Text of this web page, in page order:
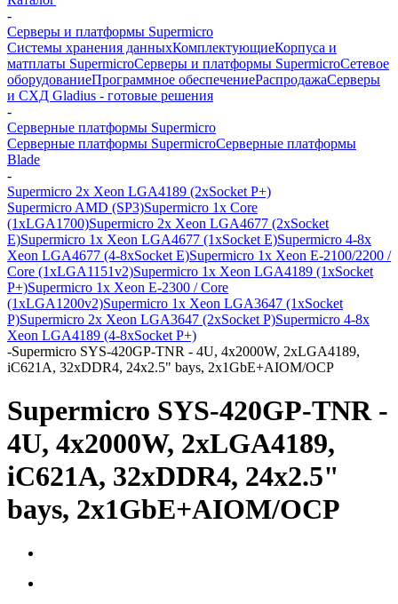
-
Серверы и платформы Supermicro
Системы хранения данныхКомплектующиеКорпуса и
матплаты SupermicroСерверы и платформы SupermicroСетевое
оборудованиеПрограммное обеспечениеРаспродажаСерверы
и СХД Gladius - готовые решения
-
Серверные платформы Supermicro
Серверные платформы SupermicroСерверные платформы
Blade
-
Supermicro 2x Xeon LGA4189 (2xSocket P+)
Supermicro AMD (SP3)Supermicro 1x Core
(1xLGA1700)Supermicro 2x Xeon LGA4677 (2xSocket
E)Supermicro 1x Xeon LGA4677 (1xSocket E)Supermicro 4-8x
Xeon LGA4677 (4-8xSocket E)Supermicro 1x Xeon E-2100/2200 /
Core (1xLGA1151v2)Supermicro 1x Xeon LGA4189 (1xSocket
P+)Supermicro 1x Xeon E-2300 / Core
(1xLGA1200v2)Supermicro 1x Xeon LGA3647 (1xSocket
P)Supermicro 2x Xeon LGA3647 (2xSocket P)Supermicro 4-8x
Xeon LGA4189 (4-8xSocket P+)
-Supermicro SYS-420GP-TNR - 4U, 4x2000W, 2xLGA4189,
iC621A, 32xDDR4, 24x2.5" bays, 2x1GbE+AIOM/OCP
Supermicro SYS-420GP-TNR -
4U, 4x2000W, 2xLGA4189,
iC621A, 32xDDR4, 24x2.5"
bays, 2x1GbE+AIOM/OCP